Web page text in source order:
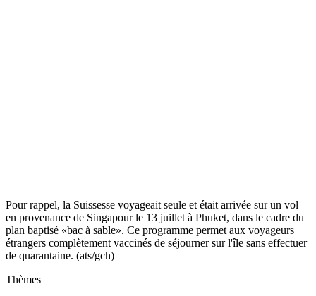
Pour rappel, la Suissesse voyageait seule et était arrivée sur un vol
en provenance de Singapour le 13 juillet à Phuket, dans le cadre du
plan baptisé «bac à sable». Ce programme permet aux voyageurs
étrangers complètement vaccinés de séjourner sur l'île sans effectuer
de quarantaine. (ats/gch)
Thèmes